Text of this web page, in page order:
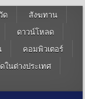
ด
สังฆทาน
ดาวน์โหลด
คอมพิวเตอร์
ในต่างประเทศ